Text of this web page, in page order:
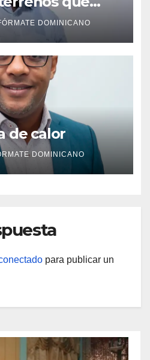
de
de la
DOMINICANO
de calor
DOMINICANO
para publicar un